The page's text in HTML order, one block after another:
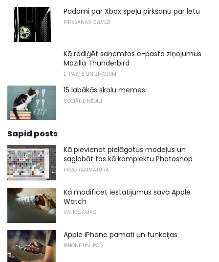
Padomi par Xbox spēļu pirkšanu par lētu
PIRKŠANAS CEĻVEŽI
Kā rediģēt saņemtos e-pasta ziņojumus
Mozilla Thunderbird
E-PASTS UN ZIŅOJUMI
15 labākās skolu memes
SOCIĀLIE MĒDIJI
Sapid posts
Kā pievienot pielāgotus modeļus un
saglabāt tos kā komplektu Photoshop
PROGRAMMATŪRA
Kā modificēt iestatījumus savā Apple
Watch
VALKĀJAMAS
Apple iPhone pamati un funkcijas
IPHONE UN IPOD